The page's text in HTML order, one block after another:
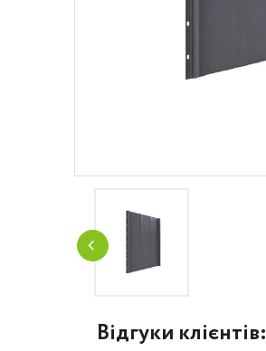
Відгуки клієнтів: